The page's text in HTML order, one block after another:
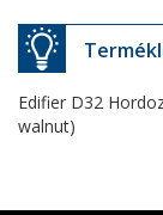
Edifier D32
walnut)